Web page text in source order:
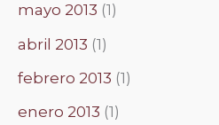
mayo 2013 (1)
abril 2013 (1)
febrero 2013 (1)
enero 2013 (1)